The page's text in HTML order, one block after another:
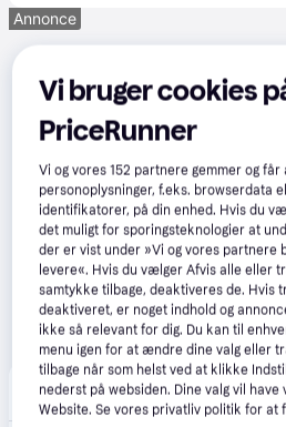
Annonce
Elgiganten 4.3 (42)
49 kr. fragt,1-2 dage
Vi bruger cookies
PriceRunner
Vi og vores152 partnere gemmer og får
personoplysninger, f.eks. browserdata
identifikatorer, på din enhed. Hvis du
det muligt for sporingsteknologier at
der er vist under »Vi og vores partnere
levere«. Hvis du vælger Afvis alle eller
samtykke tilbage, deaktiveres de. Hvis
deaktiveret, er noget indhold og
ikke så relevant for dig. Du kan til
menu igen for at ændre dine valg eller
tilbage når som helst ved at klikke
nederst på websiden. Dine valg vil have
Website. Se vores privatliv politik for at